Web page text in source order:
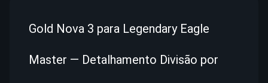
Gold Nova 3 para Legendary Eagle
Master — Detalhamento Divisão por